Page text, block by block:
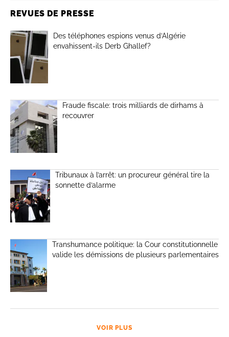
REVUES DE PRESSE
Des téléphones espions venus d’Algérie
envahissent-ils Derb Ghallef?
Fraude fiscale: trois milliards de dirhams à
recouvrer
Tribunaux à l’arrêt: un procureur général tire la
sonnette d’alarme
Transhumance politique: la Cour constitutionnelle
valide les démissions de plusieurs parlementaires
VOIR PLUS